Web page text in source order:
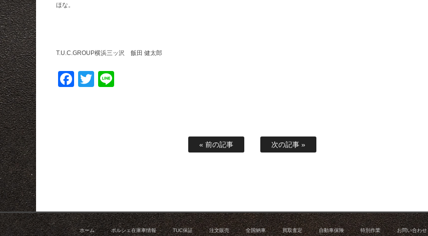
ほな。
T.U.C.GROUP横浜三ッ沢 飯田 健太郎
Facebook
Twitter
« 前の記事 次の記事 »
ホーム ポルシェ在庫車情報 TUC保証 注文販売 全国納車 買取査定 自動車保険 特別作業 お問い合わせ